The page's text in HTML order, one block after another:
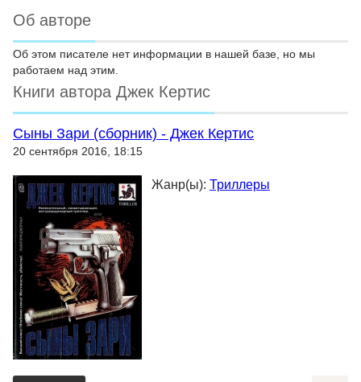
Об авторе
Об этом писателе нет информации в нашей базе, но мы
работаем над этим.
Книги автора Джек Кертис
Сыны Зари (сборник) - Джек Кертис
20 сентября 2016, 18:15
Жанр(ы): Триллеры